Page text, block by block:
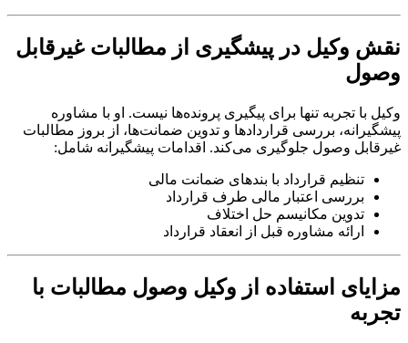
نقش وکیل در پیشگیری از مطالبات غیرقابل
وصول
وکیل با تجربه تنها برای پیگیری پرونده‌ها نیست. او با مشاوره
پیشگیرانه، بررسی قراردادها و تدوین ضمانت‌ها، از بروز مطالبات
غیرقابل وصول جلوگیری می‌کند. اقدامات پیشگیرانه شامل:
تنظیم قرارداد با بندهای ضمانت مالی
بررسی اعتبار مالی طرف قرارداد
تدوین مکانیسم حل اختلاف
ارائه مشاوره قبل از انعقاد قرارداد
مزایای استفاده از وکیل وصول مطالبات با
تجربه